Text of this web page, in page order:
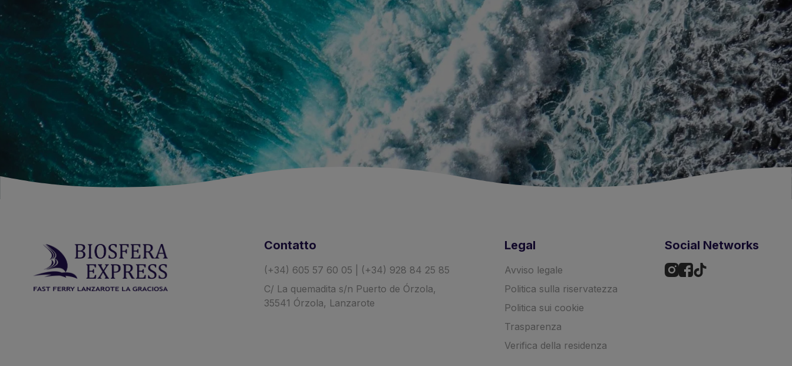
Contatto
(+34) 605 57 60 05 | (+34) 928 84 25 85
C/ La quemadita s/n Puerto de Órzola,
35541 Órzola, Lanzarote
Legal
Avviso legale
Politica sulla riservatezza
Politica sui cookie
Trasparenza
Verifica della residenza
Social Networks